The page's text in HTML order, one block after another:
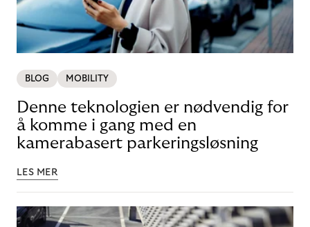
BLOG MOBILITY
Denne teknologien er nødvendig for
å komme i gang med en
kamerabasert parkeringsløsning
LES MER